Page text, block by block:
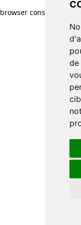
de
browser console for